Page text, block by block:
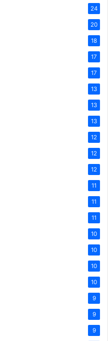
24
20
18
17
17
13
13
13
12
12
12
11
11
11
10
10
10
10
9
9
9